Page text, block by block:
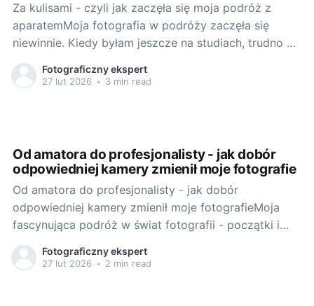
Za kulisami - czyli jak zaczęła się moja podróż z
aparatemMoja fotografia w podróży zaczęła się
niewinnie. Kiedy byłam jeszcze na studiach, trudno mi
było wyobrazić sobie wyjazd bez aparatu. Pierwsze
wycieczki, pierwsze zdjęcia - wszystko to wydawało
Fotograficzny ekspert
27 lut 2026 • 3 min read
Od amatora do profesjonalisty - jak dobór
odpowiedniej kamery zmienił moje fotografie
Od amatora do profesjonalisty - jak dobór
odpowiedniej kamery zmienił moje fotografieMoja
fascynująca podróż w świat fotografii - początki i
pierwsze krokiMoja przygoda z fotografią zaczęła się
od amatorskiego pstrykania zdjęć telefonem.
Fotograficzny ekspert
27 lut 2026 • 2 min read